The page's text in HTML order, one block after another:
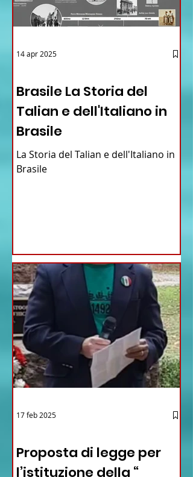
Brasile La Storia del
Talian e dell'Italiano in
Brasile
La Storia del Talian e dell'Italiano in
Brasile
14 apr 2025
Proposta di legge per
l’istituzione della “
17 feb 2025